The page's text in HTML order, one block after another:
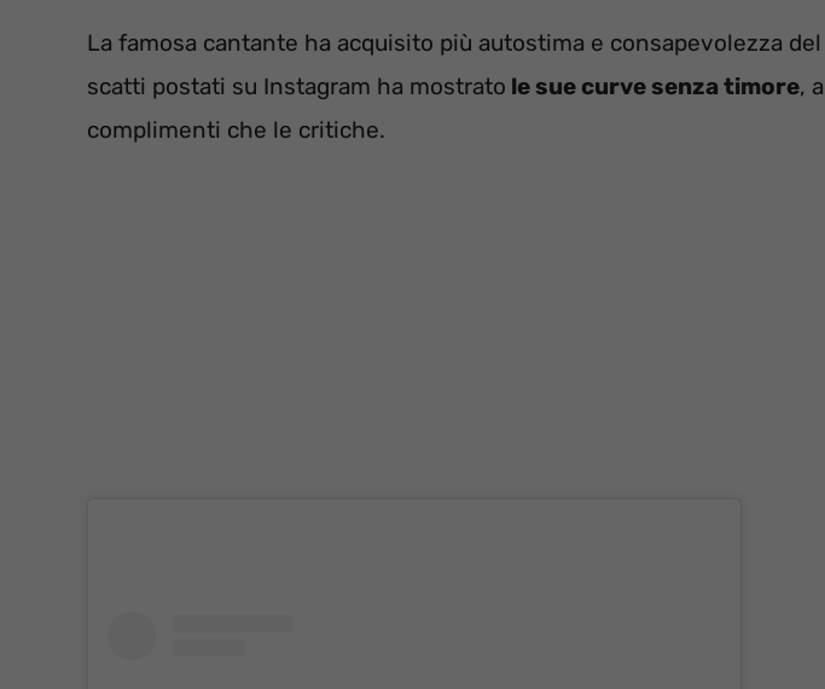
La famosa cantante ha acquisito più autostima e consapevolezza
scatti postati su Instagram ha mostrato le sue curve senza timore,
complimenti che le critiche.